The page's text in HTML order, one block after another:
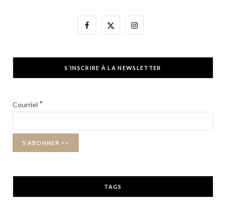
F
e
X
w
I
t
S’INSCRIRE À LA NEWSLETTER
Courriel *
TAGS